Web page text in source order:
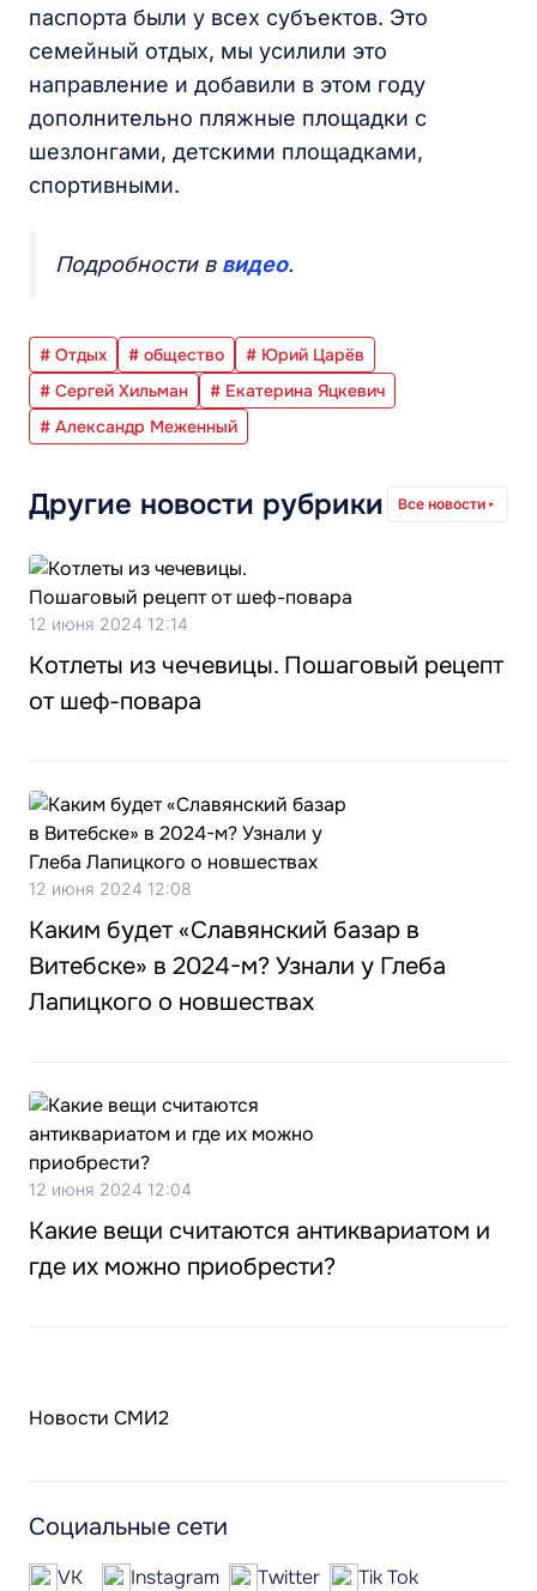
паспорта были у всех субъектов. Это
семейный отдых, мы усилили это
направление и добавили в этом году
дополнительно пляжные площадки с
шезлонгами, детскими площадками,
спортивными.
Подробности в видео.
# Отдых # общество
# Юрий Царёв
# Сергей Хильман
# Екатерина Яцкевич
# Александр Меженный
Другие новости рубрики Все новости
12 июня 2024 12:14
Котлеты из чечевицы. Пошаговый рецепт
от шеф-повара
12 июня 2024 12:08
Каким будет «Славянский базар в
Витебске» в 2024-м? Узнали у Глеба
Лапицкого о новшествах
12 июня 2024 12:04
Какие вещи считаются антиквариатом и
где их можно приобрести?
Новости СМИ2
Социальные сети
VK Instagram Twitter
Tik Tok